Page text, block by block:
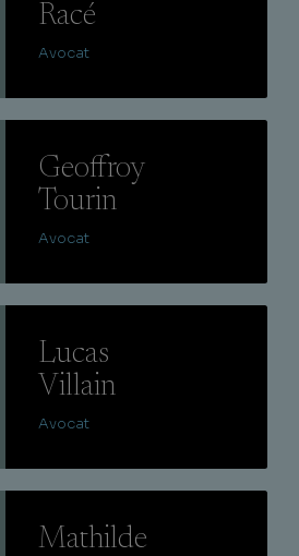
Racé
Avocat
Geoffroy
Tourin
Avocat
Lucas
Villain
Avocat
Mathilde